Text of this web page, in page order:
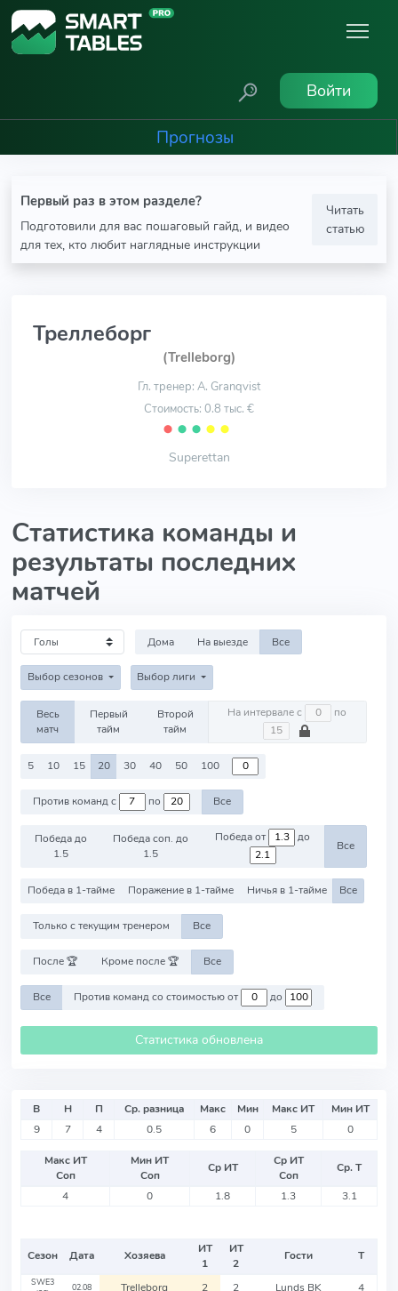
Войти
Прогнозы
Первый раз в этом разделе?
Подготовили для вас пошаговый гайд, и видео
для тех, кто любит наглядные инструкции
Читать
статью
Треллеборг
(Trelleborg)
Гл. тренер: A. Granqvist
Стоимость: 0.8 тыс. €
⬤ ⬤ ⬤ ⬤ ⬤
Superettan
Статистика команды и
результаты последних
матчей
Дома На выезде Все
Выбор сезонов Выбор лиги
Весь
матч
Первый
тайм
Второй
тайм
На интервале с по
5 10 15 20 30 40 50 100
Против команд с по Все
Победа до
1.5
Победа соп. до
1.5
Победа от до
Все
Победа в 1-тайме Поражение в 1-тайме Ничья в 1-тайме Все
Только с текущим тренером Все
После 🏆 Кроме после 🏆 Все
Все Против команд со стоимостью от до
Статистика обновлена
В Н П Ср. разница Макс Мин Макс ИТ
Мин ИТ
9
7 4 0.5 6 0 5 0
Макс ИТ
Соп
Мин ИТ
Соп
Ср ИТ
Ср ИТ
Соп
Ср. Т
4
0 1.8 1.3 3.1
Сезон Дата Хозяева
ИТ
1
ИТ
2
Гости Т
SWE3
02.08 Trelleborg 2 2 Lunds BK 4